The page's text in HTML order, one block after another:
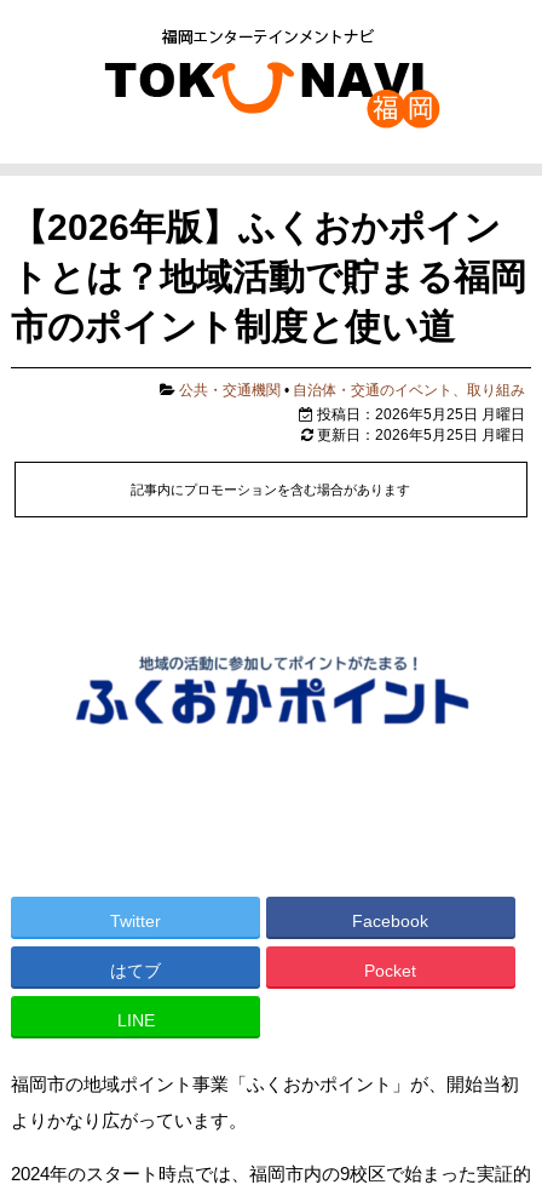
【2026年版】ふくおかポイン
トとは？地域活動で貯まる福岡
市のポイント制度と使い道
公共・交通機関 • 自治体・交通のイベント、取り組み
投稿日：2026年5月25日 月曜日
更新日：2026年5月25日 月曜日
記事内にプロモーションを含む場合があります
Twitter Facebook
はてブ Pocket
LINE
福岡市の地域ポイント事業「ふくおかポイント」が、開始当初
よりかなり広がっています。
2024年のスタート時点では、福岡市内の9校区で始まった実証的